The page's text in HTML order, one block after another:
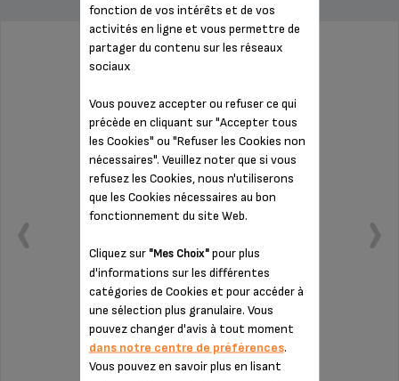
GRILLE SUPPORT TASSE MS-624262
Pratique
fonction de vos intérêts et de vos
activités en ligne et vous permettre de
partager du contenu sur les réseaux
sociaux
Vous pouvez accepter ou refuser ce qui
précède en cliquant sur "Accepter tous
les Cookies" ou "Refuser les Cookies non
nécessaires". Veuillez noter que si vous
refusez les Cookies, nous n'utiliserons
que les Cookies nécessaires au bon
fonctionnement du site Web.
Cliquez sur "Mes Choix"pour plus
d'informations sur les différentes
catégories de Cookies et pour accéder à
une sélection plus granulaire. Vous
pouvez changer d'avis à tout moment
dans notre centre de préférences.
Vous pouvez en savoir plus en lisant